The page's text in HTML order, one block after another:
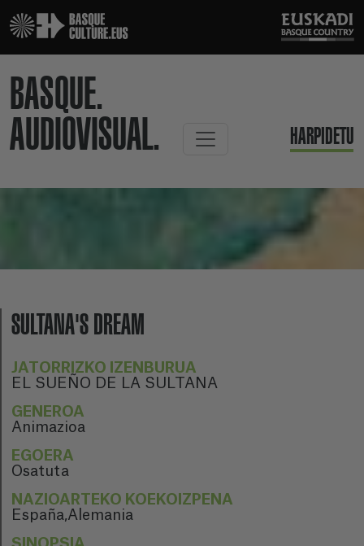
BASQUE.
AUDIOVISUAL.
HARPIDETU
SULTANA'S DREAM
JATORRIZKO IZENBURUA
EL SUEÑO DE LA SULTANA
GENEROA
Animazioa
EGOERA
Osatuta
NAZIOARTEKO KOEKOIZPENA
España,Alemania